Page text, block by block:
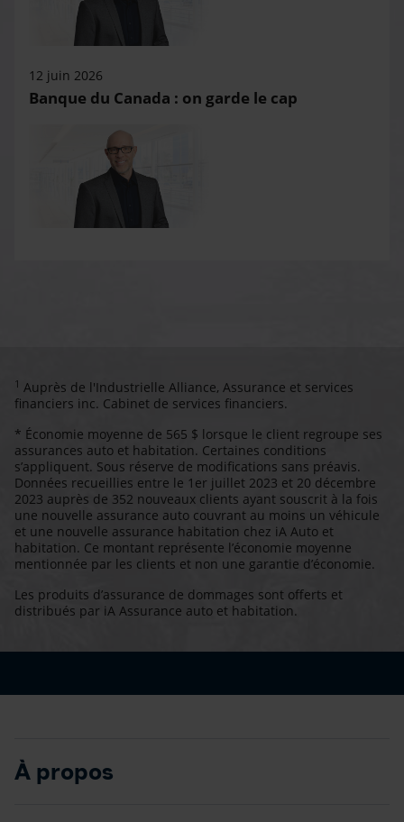
12 juin 2026
Banque du Canada : on garde le cap
1 Auprès de l'Industrielle Alliance, Assurance et services
financiers inc. Cabinet de services financiers.
* Économie moyenne de 565 $ lorsque le client regroupe ses
assurances auto et habitation. Certaines conditions
s’appliquent. Sous réserve de modifications sans préavis.
Données recueillies entre le 1er juillet 2023 et 20 décembre
2023 auprès de 352 nouveaux clients ayant souscrit à la fois
une nouvelle assurance auto couvrant au moins un véhicule
et une nouvelle assurance habitation chez iA Auto et
habitation. Ce montant représente l’économie moyenne
mentionnée par les clients et non une garantie d’économie.
Les produits d’assurance de dommages sont offerts et
distribués par iA Assurance auto et habitation.
À propos